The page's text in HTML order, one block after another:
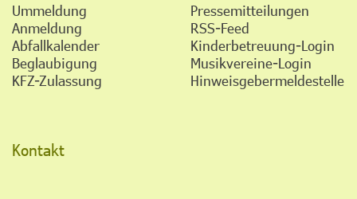
Ummeldung
Anmeldung
Abfallkalender
Beglaubigung
KFZ-Zulassung
Pressemitteilungen
RSS-Feed
Kinderbetreuung-Login
Musikvereine-Login
Hinweisgebermeldestelle
Kontakt